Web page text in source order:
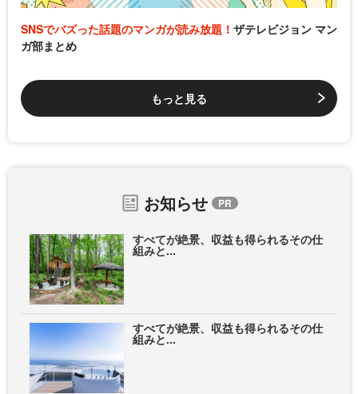
SNSでバズった話題のマンガが読み放題！ ザテレビジョン マン
ガ部まとめ
もっと見る
お知らせ
すべてが絶景、収益も得られるその仕
組みと...
すべてが絶景、収益も得られるその仕
組みと...